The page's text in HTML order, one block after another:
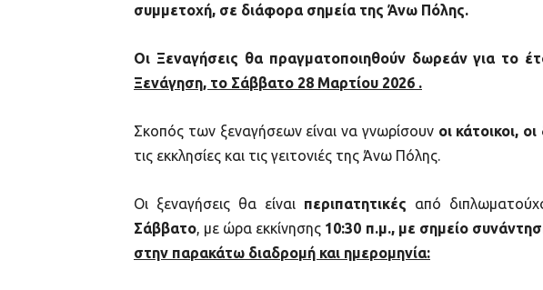
συμμετοχή, σε διάφορα σημεία της Άνω Πόλης.
Οι Ξεναγήσεις θα πραγματοποιηθούν δωρεάν για το
Ξενάγηση, το Σάββατο 28 Μαρτίου 2026 .
Σκοπός των ξεναγήσεων είναι να γνωρίσουν οι κάτοικοι,
τις εκκλησίες και τις γειτονιές της Άνω Πόλης.
Οι ξεναγήσεις θα είναι περιπατητικές από
Σάββατο, με ώρα εκκίνησης 10:30 π.μ., με σημείο
στην παρακάτω διαδρομή και ημερομηνία: